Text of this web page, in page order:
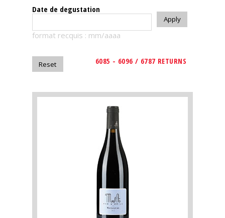
The
magazine
Magazine
Date de degustation
format recquis : mm/aaaa
6085 - 6096 / 6787 RETURNS